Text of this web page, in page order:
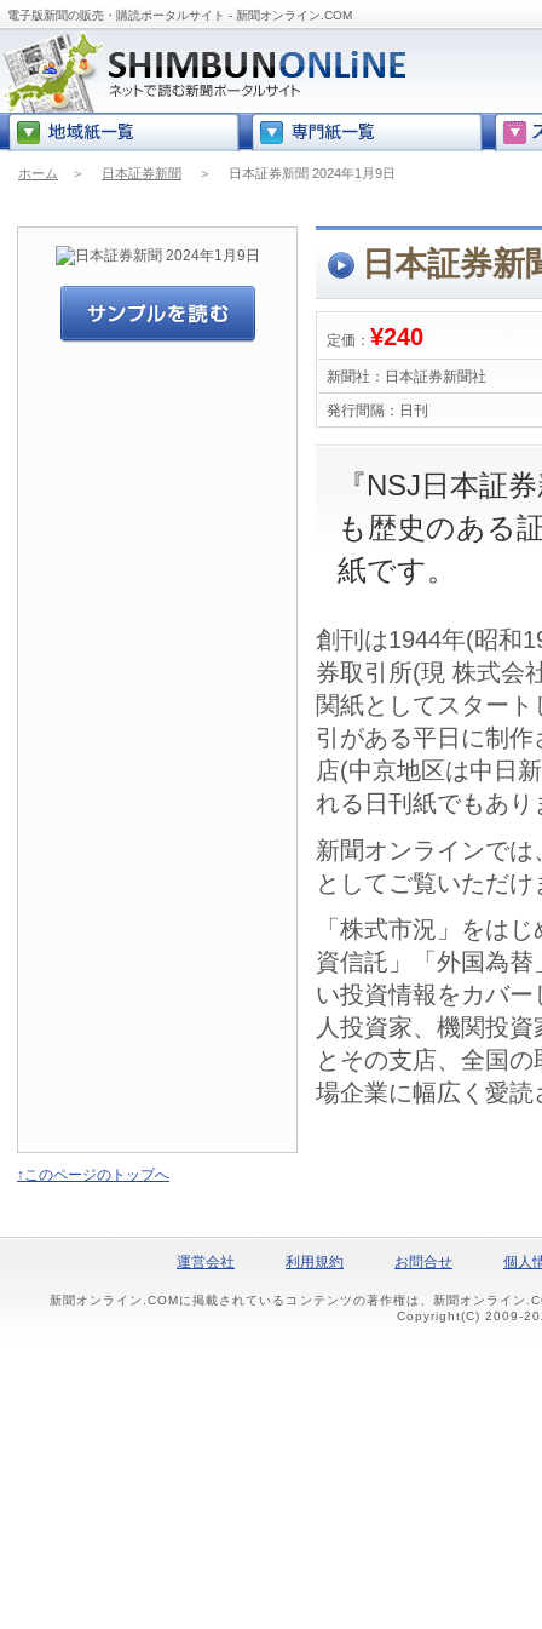
電子版新聞の販売・購読ポータルサイト - 新聞オンライン.COM
ホーム ＞ 日本証券新聞 ＞ 日本証券新聞 2024年1月9日
日本証券新
定価： ¥240
新聞社： 日本証券新聞社
発行間隔： 日刊
『NSJ日本証
も歴史のある
紙です。
創刊は1944年(昭和
券取引所(現 株式会
関紙としてスター
引がある平日に制
店(中京地区は中日
れる日刊紙でもあり
新聞オンラインで
としてご覧いただけ
「株式市況」をは
資信託」「外国為
い投資情報をカバ
人投資家、機関投
とその支店、全国
場企業に幅広く愛読
↑このページのトップへ
運営会社 利用規約 お問合せ 個人
新聞オンライン.COMに掲載されているコンテンツの著作権は、新聞オンライン
Copyright(C) 2009-